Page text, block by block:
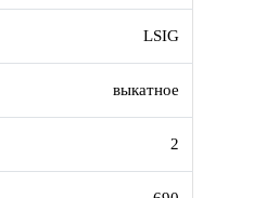
LSIG
выкатное
2